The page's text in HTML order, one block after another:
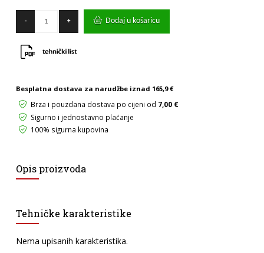
-
UTIKAČEM
PREKIDAČEM
količina
+ Dodaj u košaricu
Besplatna dostava za narudžbe iznad 165,9 €
Brza i pouzdana dostava po cijeni od 7,00 €
Sigurno i jednostavno plaćanje
100% sigurna kupovina
Opis proizvoda
Tehničke karakteristike
Nema upisanih karakteristika.